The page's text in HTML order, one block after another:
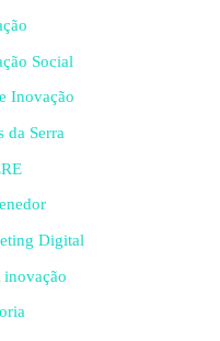
Social
Inovação
da Serra
Digital